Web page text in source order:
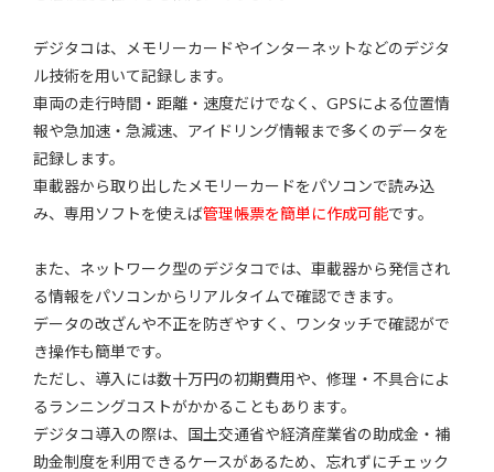
デジタコは、メモリーカードやインターネットなどのデジタ
ル技術を用いて記録します。
車両の走行時間・距離・速度だけでなく、GPSによる位置情
報や急加速・急減速、アイドリング情報まで多くのデータを
記録します。
車載器から取り出したメモリーカードをパソコンで読み込
み、専用ソフトを使えば管理帳票を簡単に作成可能です。
また、ネットワーク型のデジタコでは、車載器から発信され
る情報をパソコンからリアルタイムで確認できます。
データの改ざんや不正を防ぎやすく、ワンタッチで確認がで
き操作も簡単です。
ただし、導入には数十万円の初期費用や、修理・不具合によ
るランニングコストがかかることもあります。
デジタコ導入の際は、国土交通省や経済産業省の助成金・補
助金制度を利用できるケースがあるため、忘れずにチェック